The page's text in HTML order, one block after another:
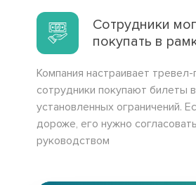
Сотрудники
покупать в
Компания настраивает тревел-
сотрудники покупают билеты
установленных ограничений.
дороже, его нужно
руководством